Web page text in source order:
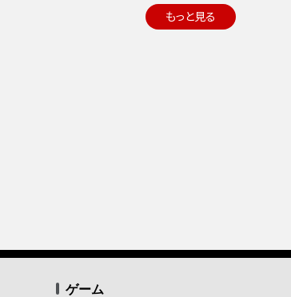
もっと見る
ゲーム